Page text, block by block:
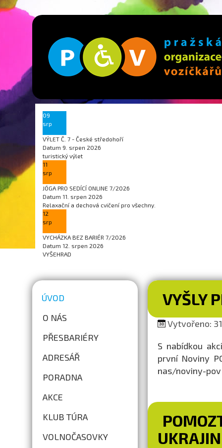
09
srp
VÝLET Č. 7 - České středohoří
Datum 9. srpen 2026
turistický výlet
11
srp
JÓGA PRO SEDÍCÍ ONLINE 7/2026
Datum 11. srpen 2026
Relaxační a dechová cvičení pro všechny.
12
srp
VYCHÁZKA BEZ BARIÉR 7/2026
Datum 12. srpen 2026
VYŠEHRAD
ÚVOD
O NÁS
PŘESBARIÉRY
ADRESÁŘ
PORADNA
AKCE
KLUB TÚRA
VOLNOČASOVKY
VYŠLY
Vytvořeno:
S nabídkou
první Noviny
nas/noviny-pov